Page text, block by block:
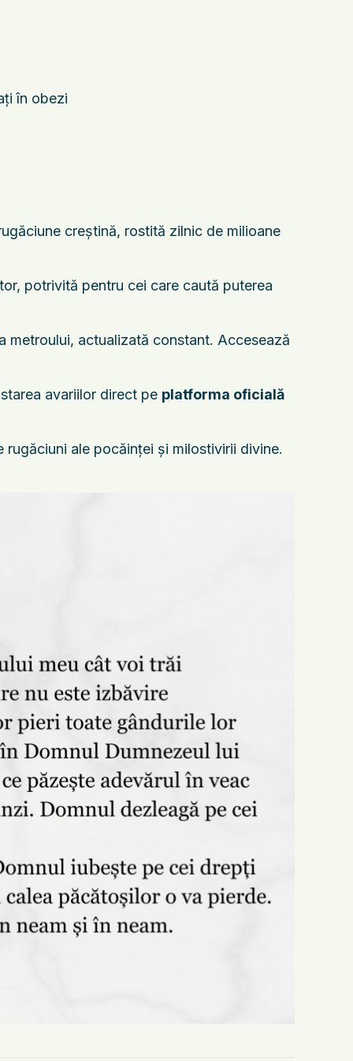
în obezi
creștină, rostită zilnic de milioane
potrivită pentru cei care caută puterea
metroului, actualizată constant. Accesează
avariilor direct pe platforma oficială
ale pocăinței și milostivirii divine.